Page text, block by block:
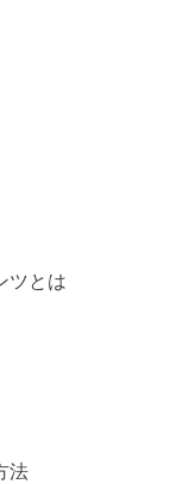
ツとは
法